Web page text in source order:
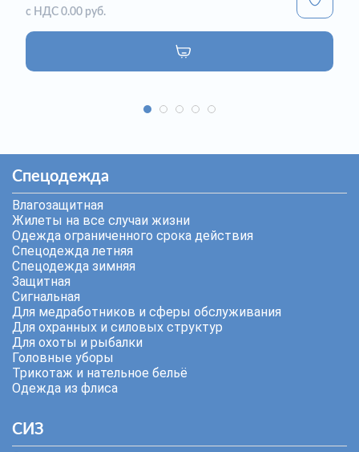
с НДС 0.00 руб.
Спецодежда
Влагозащитная
Жилеты на все случаи жизни
Одежда ограниченного срока действия
Спецодежда летняя
Спецодежда зимняя
Защитная
Сигнальная
Для медработников и сферы обслуживания
Для охранных и силовых структур
Для охоты и рыбалки
Головные уборы
Трикотаж и нательное бельё
Одежда из флиса
СИЗ